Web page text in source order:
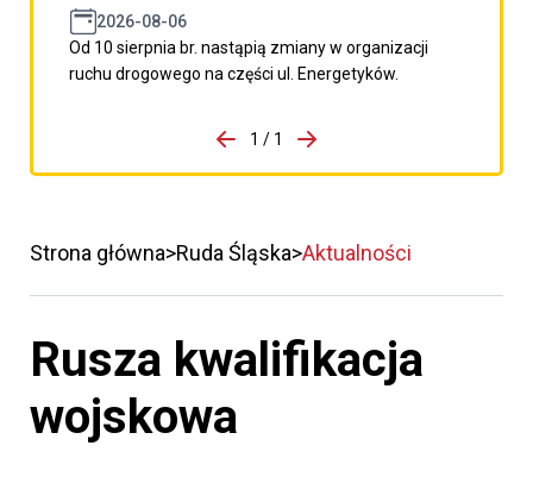
2026-08-06
Od 10 sierpnia br. nastąpią zmiany w organizacji
ruchu drogowego na części ul. Energetyków.
porzpedniego komunikatu
1 / 1
Przejdź do następnego
Strona główna Ruda Śląska Aktualności
Rusza kwalifikacja
wojskowa